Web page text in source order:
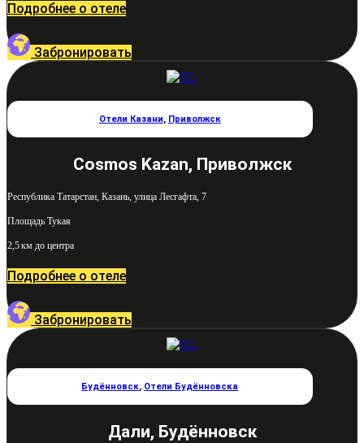
Подробнее о отеле
Забронировать
Отели Казани, Приволжск
Cosmos Kazan, Приволжск
Республика Татарстан, Казань, улица Лесгафта, 7
Площадь Тукая
2,5 км до центра
Подробнее о отеле
Забронировать
Будённовск, Отели Будённовска
Дали, Будённовск